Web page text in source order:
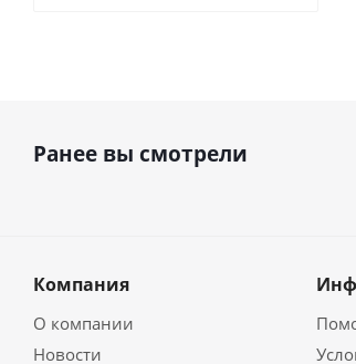
Ранее вы смотрели
Компания
О компании
Новости